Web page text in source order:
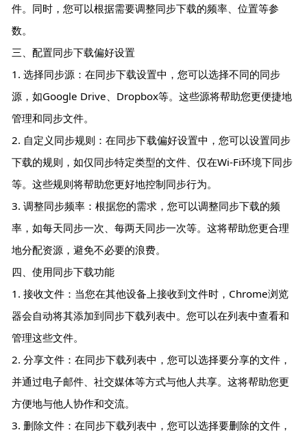
件。同时，您可以根据需要调整同步下载的频率、位置等参
数。
三、配置同步下载偏好设置
1. 选择同步源：在同步下载设置中，您可以选择不同的同步
源，如Google Drive、Dropbox等。这些源将帮助您更便捷地
管理和同步文件。
2. 自定义同步规则：在同步下载偏好设置中，您可以设置同步
下载的规则，如仅同步特定类型的文件、仅在Wi-Fi环境下同步
等。这些规则将帮助您更好地控制同步行为。
3. 调整同步频率：根据您的需求，您可以调整同步下载的频
率，如每天同步一次、每两天同步一次等。这将帮助您更合理
地分配资源，避免不必要的浪费。
四、使用同步下载功能
1. 接收文件：当您在其他设备上接收到文件时，Chrome浏览
器会自动将其添加到同步下载列表中。您可以在列表中查看和
管理这些文件。
2. 分享文件：在同步下载列表中，您可以选择要分享的文件，
并通过电子邮件、社交媒体等方式与他人共享。这将帮助您更
方便地与他人协作和交流。
3. 删除文件：在同步下载列表中，您可以选择要删除的文件，